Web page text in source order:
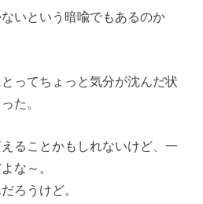
いという暗喩でもあるのか
ってちょっと気分が沈んだ状
た。
ることかもしれないけど、一
な～。
ろうけど。